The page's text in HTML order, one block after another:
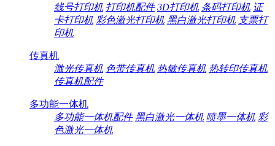
线号打印机 打印机配件 3D打印机 条码打印机 证
卡打印机 彩色激光打印机 黑白激光打印机 支票打
印机
传真机
激光传真机 色带传真机 热敏传真机 热转印传真机
传真机配件
多功能一体机
多功能一体机配件 黑白激光一体机 喷墨一体机 彩
色激光一体机